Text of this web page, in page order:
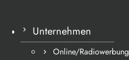
Unternehmen
Online/Radiowerbung